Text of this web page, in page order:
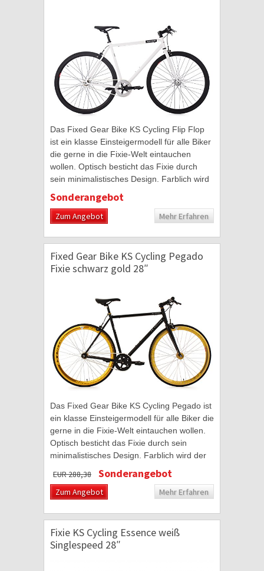
Das Fixed Gear Bike KS Cycling Flip Flop
ist ein klasse Einsteigermodell für alle Biker
die gerne in die Fixie-Welt eintauchen
wollen. Optisch besticht das Fixie durch
sein minimalistisches Design. Farblich wird
der weiße Hochglanzlack mit schwarz...
Sonderangebot
Zum Angebot Mehr Erfahren
Fixed Gear Bike KS Cycling Pegado
Fixie schwarz gold 28″
Das Fixed Gear Bike KS Cycling Pegado ist
ein klasse Einsteigermodell für alle Biker die
gerne in die Fixie-Welt eintauchen wollen.
Optisch besticht das Fixie durch sein
minimalistisches Design. Farblich wird der
EUR 288,38 Sonderangebot
Zum Angebot Mehr Erfahren
Fixie KS Cycling Essence weiß
Singlespeed 28″